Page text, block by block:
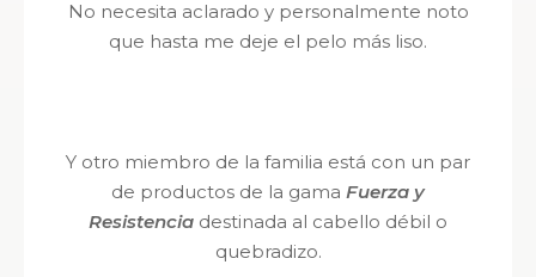
No necesita aclarado y personalmente noto
que hasta me deje el pelo más liso.
Y otro miembro de la familia está con un par
de productos de la gama Fuerza y
Resistencia destinada al cabello débil o
quebradizo.